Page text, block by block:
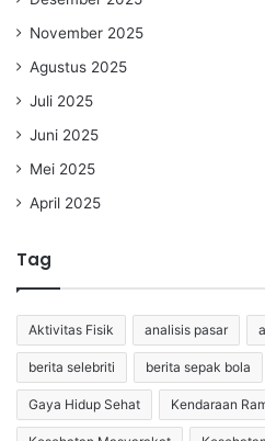
November 2025
Agustus 2025
Juli 2025
Juni 2025
Mei 2025
April 2025
Tag
Aktivitas Fisik analisis pasar
berita selebriti berita sepak bola
Gaya Hidup Sehat Kendaraan